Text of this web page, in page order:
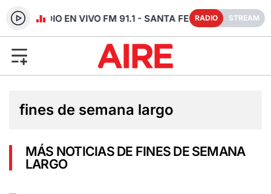
RADIO EN VIVO FM 91.1 - SANTA FE RADIO STREAM
fines de semana largo
MÁS NOTICIAS DE FINES DE SEMANA
LARGO